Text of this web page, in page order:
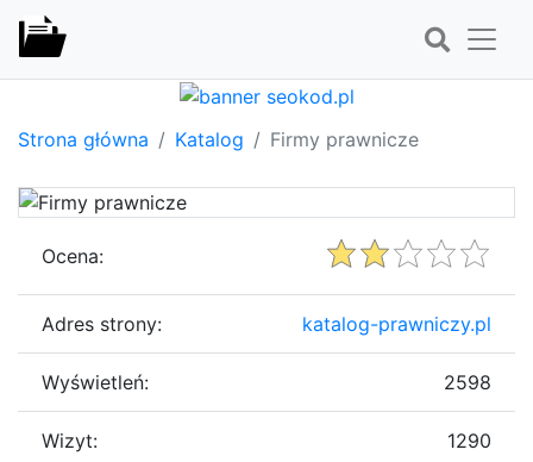
Strona główna Katalog Firmy prawnicze
Ocena:
Adres strony: katalog-prawniczy.pl
Wyświetleń: 2598
Wizyt: 1290